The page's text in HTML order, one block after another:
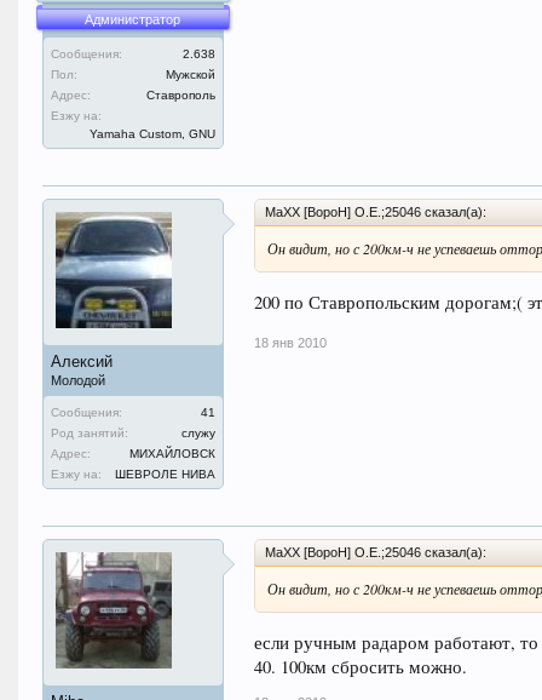
Администратор
Сообщения:
2.638
Пол:
Мужской
Адрес:
Ставрополь
Езжу на:
Yamaha Custom, GNU
Алексий
Молодой
Сообщения:
41
Род занятий:
служу
Адрес:
МИХАЙЛОВСК
Езжу на:
ШЕВРОЛЕ НИВА
MaXX [BopoH] O.E.;25046 сказал(а):
Он видит, но с 200км-ч не успеваешь
200 по Ставропольским дорогам;(
18 янв 2010
MaXX [BopoH] O.E.;25046 сказал(а):
Он видит, но с 200км-ч не успеваешь
если ручным радаром работают, то
40. 100км сбросить можно.